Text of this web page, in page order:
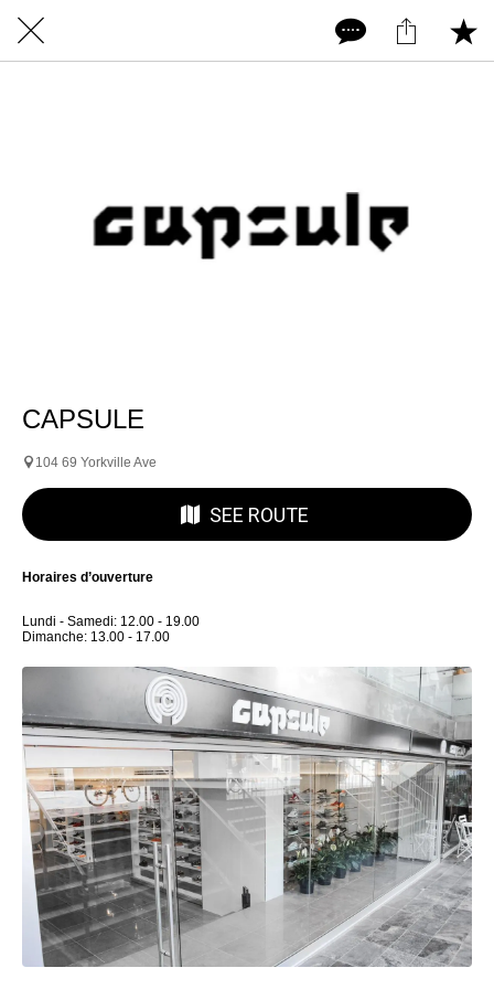
CAPSULE
104 69 Yorkville Ave
SEE ROUTE
Horaires d’ouverture
Lundi - Samedi: 12.00 - 19.00
Dimanche: 13.00 - 17.00